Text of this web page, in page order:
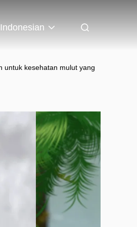
Indonesian
untuk kesehatan mulut yang